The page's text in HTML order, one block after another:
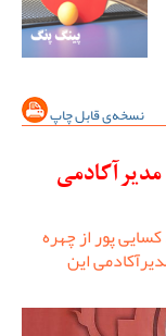
نسخه‌ی قابل چاپ
پور از چهره
این